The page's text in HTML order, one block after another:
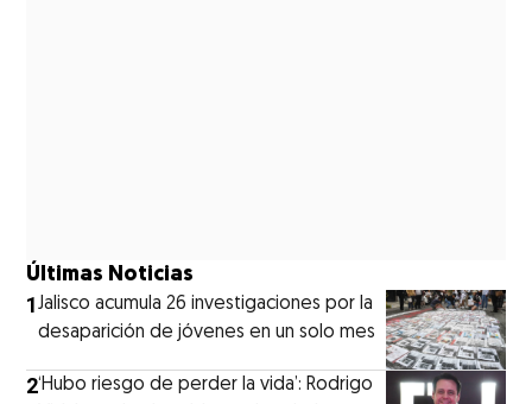
Últimas Noticias
1Jalisco acumula 26 investigaciones por la
desaparición de jóvenes en un solo mes
2‘Hubo riesgo de perder la vida’: Rodrigo